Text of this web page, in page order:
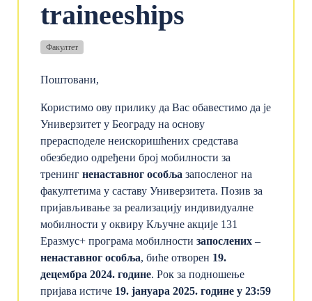
traineeships
Факултет
Поштовани,
Користимо ову прилику да Вас обавестимо да је
Универзитет у Београду на основу
прерасподеле неискоришћених средстава
обезбедио одређени број мобилности за
тренинг ненаставног особља запосленог на
факултетима у саставу Универзитета. Позив за
пријављивање за реализацију индивидуалне
мобилности у оквиру Кључне акције 131
Еразмус+ програма мобилности запослених –
ненаставног особља, биће отворен 19.
децембра 2024. године. Рок за подношење
пријава истиче 19. јануара 2025. године у 23:59